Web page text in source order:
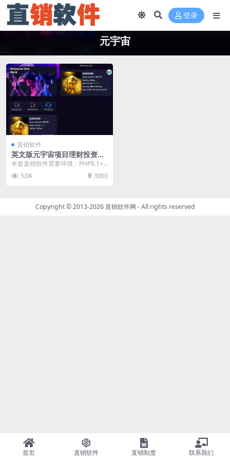
登录
元宇宙
直销软件
英文版元宇宙项目理财投资分
红直销软件 直销系统 直销管
本套直销软件需要环境：PHP8.1+
MYSQL，是一套英文版元宇宙项目
理财投资分...
5.0K 3000
Copyright © 2013-2026直销软件网 - All rights reserved
首页 直销软件 直销制度 联系我们